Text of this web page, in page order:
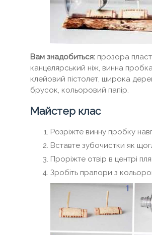
Вам знадобиться: прозора
канцелярський ніж, винна
клейовий пістолет, широка
брусок, кольоровий папір.
Майстер клас
Розріжте винну пробку
Вставте зубочистки як
Проріжте отвір в центрі
Зробіть прапори з